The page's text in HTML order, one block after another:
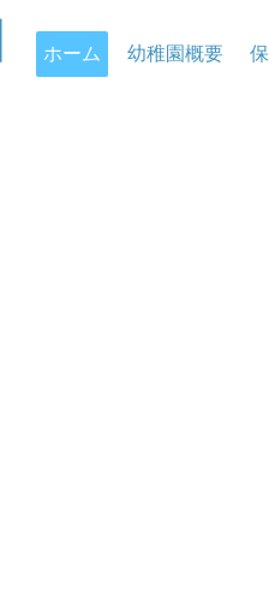
ホーム 幼稚園概要